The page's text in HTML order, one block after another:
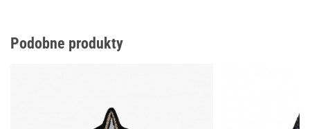
Podobne produkty